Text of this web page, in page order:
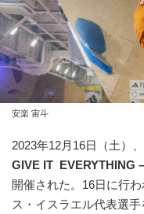
安楽 宙斗
2023年12月16日（土）
GIVE IT EVERYTHING
開催された。16日に行
ス・イスラエル代表選